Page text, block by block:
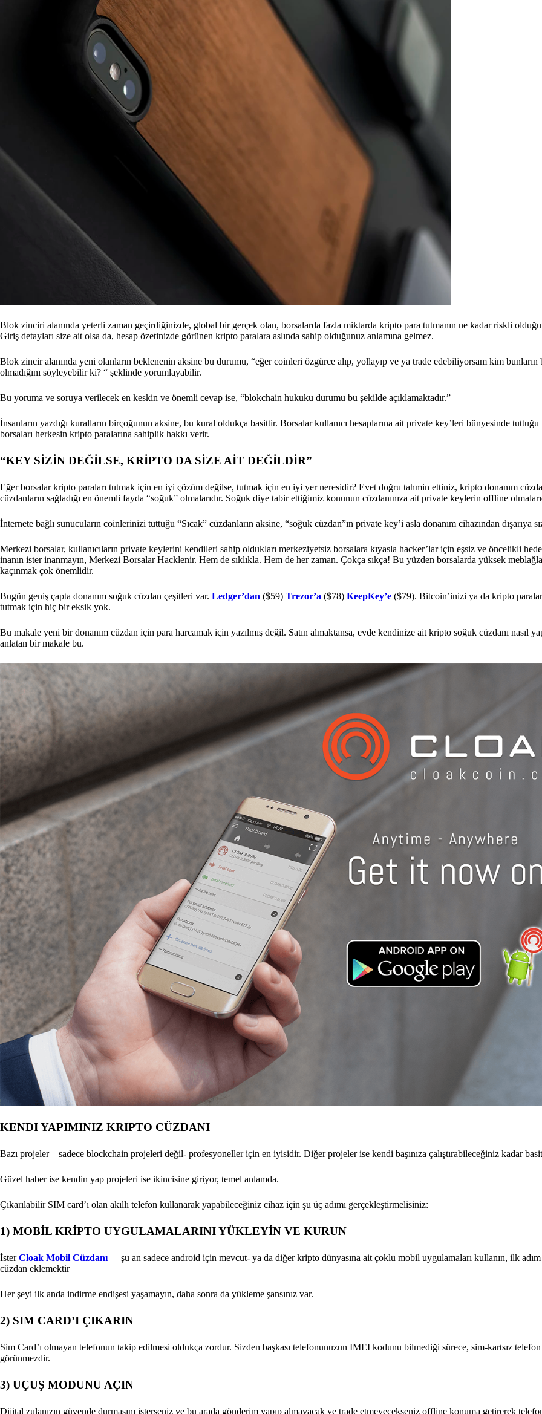
Blok zinciri alanında yeterli zaman geçirdiğinizde, global bir gerçek olan, borsalarda fazla miktarda kripto para tutmanın ne kadar riskli
Giriş detayları size ait olsa da, hesap özetinizde görünen kripto paralara aslında sahip olduğunuz anlamına gelmez.
Blok zincir alanında yeni olanların beklenenin aksine bu durumu, “eğer coinleri özgürce alıp, yollayıp ve ya trade edebiliyorsam kim bunların
olmadığını söyleyebilir ki? “ şeklinde yorumlayabilir.
Bu yoruma ve soruya verilecek en keskin ve önemli cevap ise, “blokchain hukuku durumu bu şekilde açıklamaktadır.”
İnsanların yazdığı kuralların birçoğunun aksine, bu kural oldukça basittir. Borsalar kullanıcı hesaplarına ait private key’leri bünyesinde
borsaları herkesin kripto paralarına sahiplik hakkı verir.
“KEY SİZİN DEĞİLSE, KRİPTO DA SİZE AİT DEĞİLDİR”
Eğer borsalar kripto paraları tutmak için en iyi çözüm değilse, tutmak için en iyi yer neresidir? Evet doğru tahmin ettiniz, kripto donanım
cüzdanların sağladığı en önemli fayda “soğuk” olmalarıdır. Soğuk diye tabir ettiğimiz konunun cüzdanınıza ait private keylerin offline
İnternete bağlı sunucuların coinlerinizi tuttuğu “Sıcak” cüzdanların aksine, “soğuk cüzdan”ın private key’i asla donanım cihazından dışarıya
Merkezi borsalar, kullanıcıların private keylerini kendileri sahip oldukları merkeziyetsiz borsalara kıyasla hacker’lar için eşsiz ve öncelikli
inanın ister inanmayın, Merkezi Borsalar Hacklenir. Hem de sıklıkla. Hem de her zaman. Çokça sıkça! Bu yüzden borsalarda yüksek
kaçınmak çok önemlidir.
Bugün geniş çapta donanım soğuk cüzdan çeşitleri var. Ledger’dan ($59) Trezor’a ($78) KeepKey’e ($79). Bitcoin’inizi ya da kripto
tutmak için hiç bir eksik yok.
Bu makale yeni bir donanım cüzdan için para harcamak için yazılmış değil. Satın almaktansa, evde kendinize ait kripto soğuk cüzdanı nasıl
anlatan bir makale bu.
KENDI YAPIMINIZ KRIPTO CÜZDANI
Bazı projeler – sadece blockchain projeleri değil- profesyoneller için en iyisidir. Diğer projeler ise kendi başınıza çalıştırabileceğiniz kadar
Güzel haber ise kendin yap projeleri ise ikincisine giriyor, temel anlamda.
Çıkarılabilir SIM card’ı olan akıllı telefon kullanarak yapabileceğiniz cihaz için şu üç adımı gerçekleştirmelisiniz:
1) MOBİL KRİPTO UYGULAMALARINI YÜKLEYİN VE KURUN
İsterCloak Mobil Cüzdanı — şu an sadece android için mevcut- ya da diğer kripto dünyasına ait çoklu mobil uygulamaları kullanın, ilk
cüzdan eklemektir
Her şeyi ilk anda indirme endişesi yaşamayın, daha sonra da yükleme şansınız var.
2) SIM CARD’I ÇIKARIN
Sim Card’ı olmayan telefonun takip edilmesi oldukça zordur. Sizden başkası telefonunuzun IMEI kodunu bilmediği sürece, sim-kartsız telefon
görünmezdir.
3) UÇUŞ MODUNU AÇIN
Dijital zulanızın güvende durmasını isterseniz ve bu arada gönderim yapıp almayacak ve trade etmeyecekseniz offline konuma getirerek